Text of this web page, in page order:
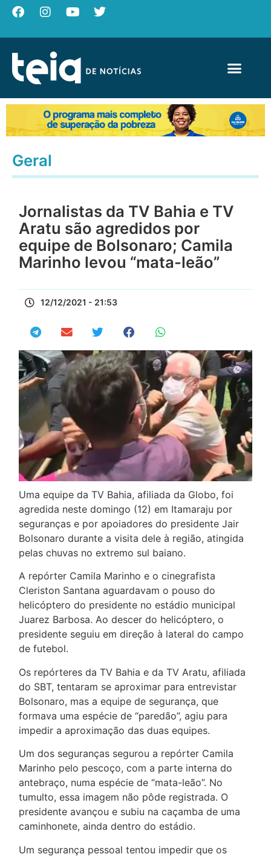
Geral
Jornalistas da TV Bahia e TV
Aratu são agredidos por
equipe de Bolsonaro; Camila
Marinho levou “mata-leão”
12/12/2021 - 21:53
Uma equipe da TV Bahia, afiliada da Globo, foi
agredida neste domingo (12) em Itamaraju por
seguranças e por apoiadores do presidente Jair
Bolsonaro durante a visita dele à região, atingida
pelas chuvas no extremo sul baiano.
A repórter Camila Marinho e o cinegrafista
Cleriston Santana aguardavam o pouso do
helicóptero do presidente no estádio municipal
Juarez Barbosa. Ao descer do helicóptero, o
presidente seguiu em direção à lateral do campo
de futebol.
Os repórteres da TV Bahia e da TV Aratu, afiliada
do SBT, tentaram se aproximar para entrevistar
Bolsonaro, mas a equipe de segurança, que
formava uma espécie de “paredão”, agiu para
impedir a aproximação das duas equipes.
Um dos seguranças segurou a repórter Camila
Marinho pelo pescoço, com a parte interna do
antebraço, numa espécie de “mata-leão”. No
tumulto, essa imagem não pôde registrada. O
presidente avançou e subiu na caçamba de uma
caminhonete, ainda dentro do estádio.
Um segurança pessoal tentou impedir que os